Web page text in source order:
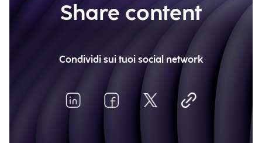
Share content
Condividi sui tuoi social network